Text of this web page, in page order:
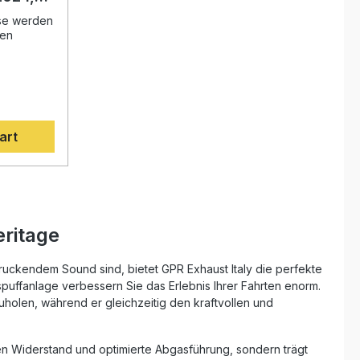
pipe
werden
der
Sie Ihr
ein
Sie
2
Produkte
zu
Sound sind, bietet GPR Exhaust Italy die perfekte
verbessern Sie das Erlebnis Ihrer Fahrten enorm.
während er gleichzeitig den kraftvollen und
Widerstand und optimierte Abgasführung, sondern trägt